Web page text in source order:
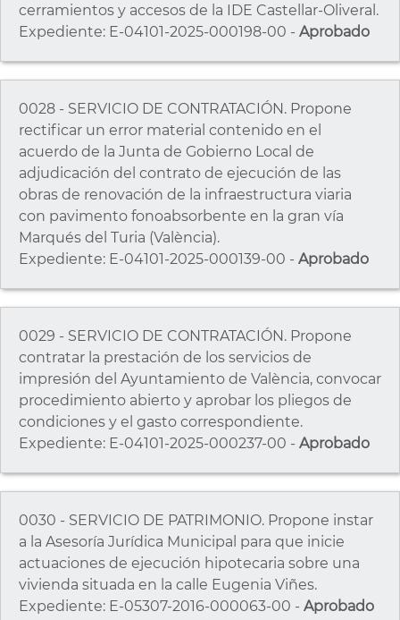
cerramientos y accesos de la IDE Castellar-Oliveral.
Expediente: E-04101-2025-000198-00 - Aprobado
0028 - SERVICIO DE CONTRATACIÓN. Propone
rectificar un error material contenido en el
acuerdo de la Junta de Gobierno Local de
adjudicación del contrato de ejecución de las
obras de renovación de la infraestructura viaria
con pavimento fonoabsorbente en la gran vía
Marqués del Turia (València).
Expediente: E-04101-2025-000139-00 - Aprobado
0029 - SERVICIO DE CONTRATACIÓN. Propone
contratar la prestación de los servicios de
impresión del Ayuntamiento de València, convocar
procedimiento abierto y aprobar los pliegos de
condiciones y el gasto correspondiente.
Expediente: E-04101-2025-000237-00 - Aprobado
0030 - SERVICIO DE PATRIMONIO. Propone instar
a la Asesoría Jurídica Municipal para que inicie
actuaciones de ejecución hipotecaria sobre una
vivienda situada en la calle Eugenia Viñes.
Expediente: E-05307-2016-000063-00 - Aprobado